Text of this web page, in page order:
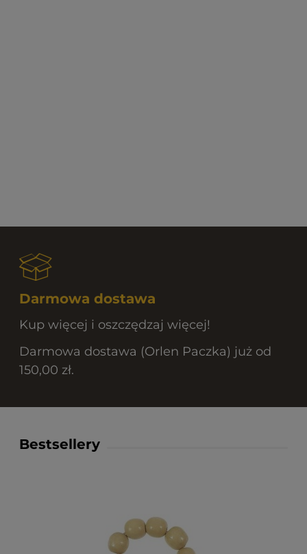
Darmowa dostawa
Kup więcej i oszczędzaj więcej!
Darmowa dostawa (Orlen Paczka) już od
150,00 zł.
Bestsellery